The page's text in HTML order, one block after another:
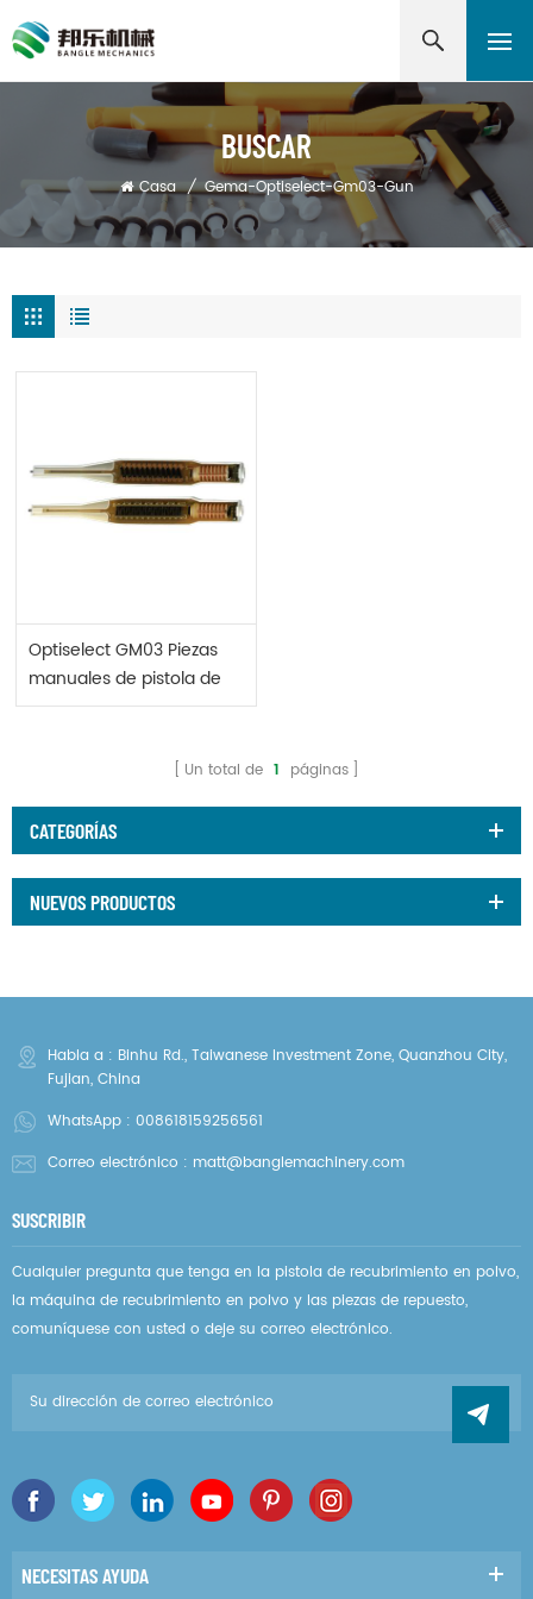
BUSCAR
Casa / Gema-Optiselect-Gm03-Gun
Optiselect GM03 Piezas
manuales de pistola de
polvo
Un total de 1 páginas
CATEGORÍAS
NUEVOS PRODUCTOS
Habla a : Binhu Rd., Taiwanese Investment Zone, Quanzhou City,
Fujian, China
WhatsApp : 008618159256561
Correo electrónico : matt@banglemachinery.com
SUSCRIBIR
Cualquier pregunta que tenga en la pistola de recubrimiento en polvo,
la máquina de recubrimiento en polvo y las piezas de repuesto,
comuníquese con usted o deje su correo electrónico.
NECESITAS AYUDA